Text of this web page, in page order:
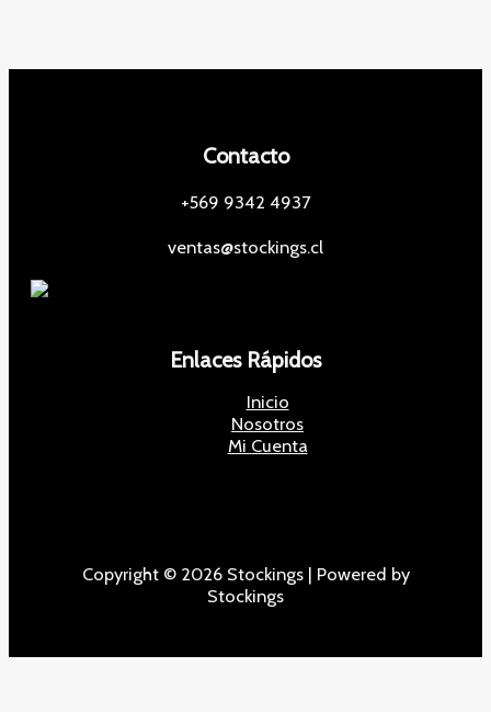
Contacto
+569 9342 4937
ventas@stockings.cl
Enlaces Rápidos
Inicio
Nosotros
Mi Cuenta
Copyright © 2026 Stockings | Powered by
Stockings